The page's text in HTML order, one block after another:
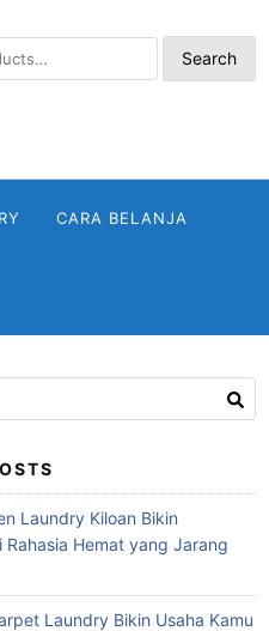
Search
CARA BELANJA
Laundry Kiloan Bikin
Rahasia Hemat yang Jarang
Laundry Bikin Usaha Kamu